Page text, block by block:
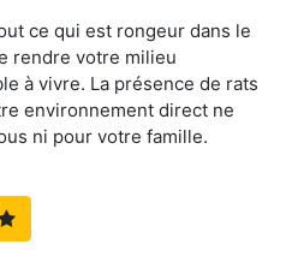
ce qui est rongeur dans le
rendre votre milieu
à vivre. La présence de rats
environnement direct ne
ni pour votre famille.